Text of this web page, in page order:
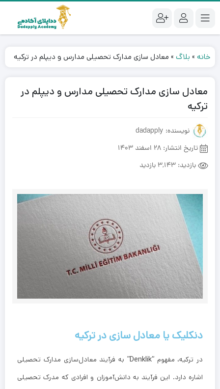
خانه » بلاگ » معادل سازی مدارک تحصیلی مدارس و دیپلم در ترکیه
معادل سازی مدارک تحصیلی مدارس و دیپلم در
ترکیه
نویسنده: dadapply
تاریخ انتشار: 28 اسفند 1403
بازدید: 3,143 بازدید
دنکلیک یا معادل سازی در ترکیه
در ترکیه، مفهوم“Denklik”
به فرآیند معادل‌سازی مدارک تحصیلی
اشاره دارد. این فرآیند به دانش‌آموزان و افرادی که مدرک تحصیلی